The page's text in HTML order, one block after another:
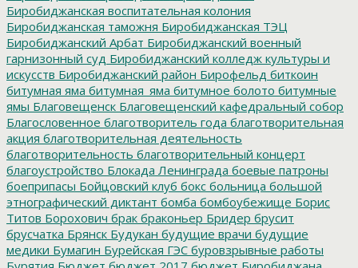
Биробиджанская воспитательная колония
Биробиджанская таможня Биробиджанская ТЭЦ
Биробиджанский Арбат Биробиджанский военный
гарнизонный суд Биробиджанский колледж культуры и
искусств Биробиджанский район Бирофельд биткоин
битумная яма битумная_яма битумное болото битумные
ямы Благовещенск Благовещенский кафедральный собор
Благословенное благотворитель года благотворительная
акция благотворительная деятельность
благотворительность благотворительный концерт
благоустройство Блокада Ленинграда боевые патроны
боеприпасы Бойцовский клуб бокс больница большой
этнографический диктант бомба бомбоубежище Борис
Титов Борохович брак браконьер Бридер брусит
брусчатка Брянск Будукан будущие врачи будущие
медики Бумагин Бурейская ГЭС буровзрывные работы